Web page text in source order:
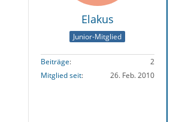
Elakus
Junior-Mitglied
Beiträge
2
Mitglied seit
26. Feb. 2010